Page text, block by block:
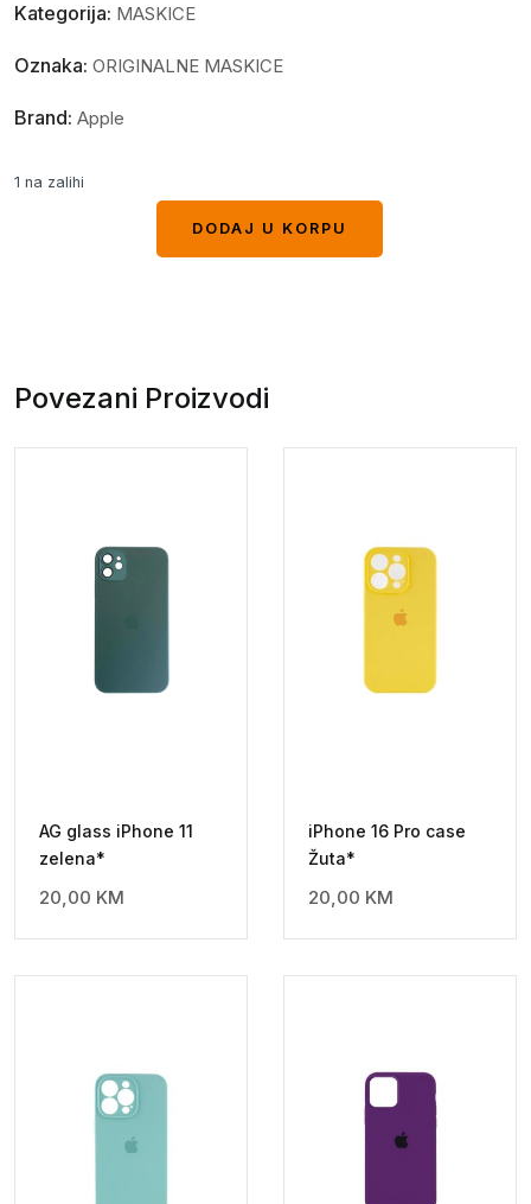
Kategorija: MASKICE
Oznaka: ORIGINALNE MASKICE
Brand: Apple
1 na zalihi
DODAJ U KORPU
Povezani Proizvodi
AG glass iPhone 11
zelena*
20,00 KM
iPhone 16 Pro case
Žuta*
20,00 KM